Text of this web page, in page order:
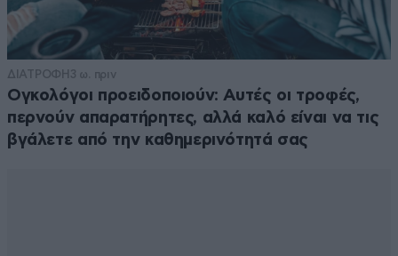
ΔΙΑΤΡΟΦΗ 3 ω. πριν
Ογκολόγοι προειδοποιούν: Αυτές οι τροφές,
περνούν απαρατήρητες, αλλά καλό είναι να τις
βγάλετε από την καθημερινότητά σας